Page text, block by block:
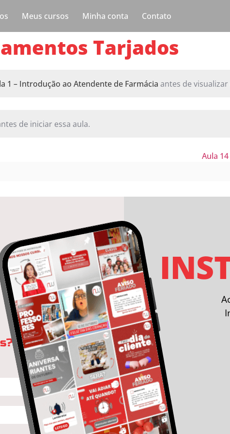
Meus cursos Minha conta Contato
Tarjados
1 – Introdução ao Atendente de Farmácia antes de visualizar
de iniciar essa aula.
Aula